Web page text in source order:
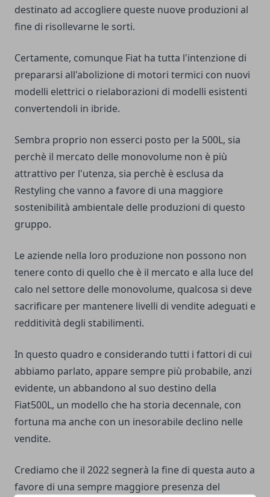
destinato ad accogliere queste nuove produzioni al
fine di risollevarne le sorti.
Certamente, comunque Fiat ha tutta l'intenzione di
prepararsi all'abolizione di motori termici con nuovi
modelli elettrici o rielaborazioni di modelli esistenti
convertendoli in ibride.
Sembra proprio non esserci posto per la 500L, sia
perchè il mercato delle monovolume non è più
attrattivo per l'utenza, sia perchè è esclusa da
Restyling che vanno a favore di una maggiore
sostenibilità ambientale delle produzioni di questo
gruppo.
Le aziende nella loro produzione non possono non
tenere conto di quello che è il mercato e alla luce del
calo nel settore delle monovolume, qualcosa si deve
sacrificare per mantenere livelli di vendite adeguati e
redditività degli stabilimenti.
In questo quadro e considerando tutti i fattori di cui
abbiamo parlato, appare sempre più probabile, anzi
evidente, un abbandono al suo destino della
Fiat500L, un modello che ha storia decennale, con
fortuna ma anche con un inesorabile declino nelle
vendite.
Crediamo che il 2022 segnerà la fine di questa auto a
favore di una sempre maggiore presenza del